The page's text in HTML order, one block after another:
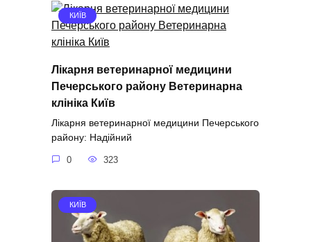
КИЇВ
Лікарня ветеринарної медицини
Печерського району Ветеринарна
клініка Київ
Лікарня ветеринарної медицини Печерського
району: Надійний
0 323
КИЇВ